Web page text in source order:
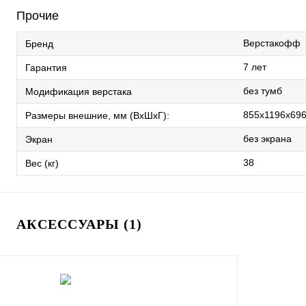
Прочие
Бренд Верстакофф
Гарантия 7 лет
Модификация верстака без тумб
Размеры внешние, мм (ВхШхГ): 855x1196x696
Экран без экрана
Вес (кг) 38
АКСЕССУАРЫ (1)